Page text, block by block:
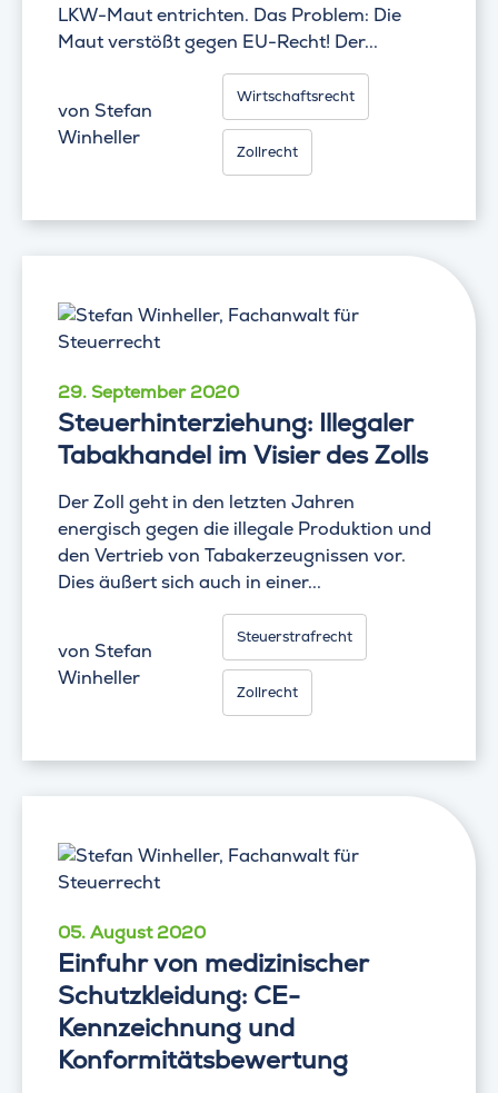
LKW-Maut entrichten. Das Problem: Die
Maut verstößt gegen EU-Recht! Der...
von Stefan
Winheller
Wirtschaftsrecht
Zollrecht
29. September 2020
Steuerhinterziehung: Illegaler
Tabakhandel im Visier des Zolls
Der Zoll geht in den letzten Jahren
energisch gegen die illegale Produktion und
den Vertrieb von Tabakerzeugnissen vor.
Dies äußert sich auch in einer...
von Stefan
Winheller
Steuerstrafrecht
Zollrecht
05. August 2020
Einfuhr von medizinischer
Schutzkleidung: CE-
Kennzeichnung und
Konformitätsbewertung